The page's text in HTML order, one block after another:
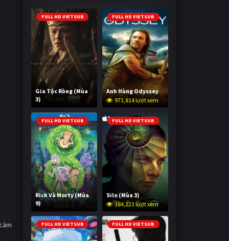
FULL HD VIETSUB
Gia Tộc Rồng (Mùa
3)
2,041,702 lượt xem
FULL HD VIETSUB
Anh Hùng Odyssey
973,814 lượt xem
FULL HD VIETSUB
Rick Và Morty (Mùa
9)
3,007,101 lượt xem
FULL HD VIETSUB
Silo (Mùa 3)
384,223 lượt xem
FULL HD VIETSUB FULL HD VIETSUB